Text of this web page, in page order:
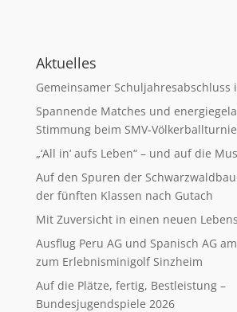
Aktuelles
Gemeinsamer Schuljahresabschluss
Spannende Matches und
Stimmung beim SMV-
„‘All in‘ aufs Leben“ – und auf die
Auf den Spuren der
der fünften Klassen nach Gutach
Mit Zuversicht in einen neuen
Ausflug Peru AG und Spanisch AG
zum Erlebnisminigolf Sinzheim
Auf die Plätze, fertig, Bestleistung –
Bundesjugendspiele 2026